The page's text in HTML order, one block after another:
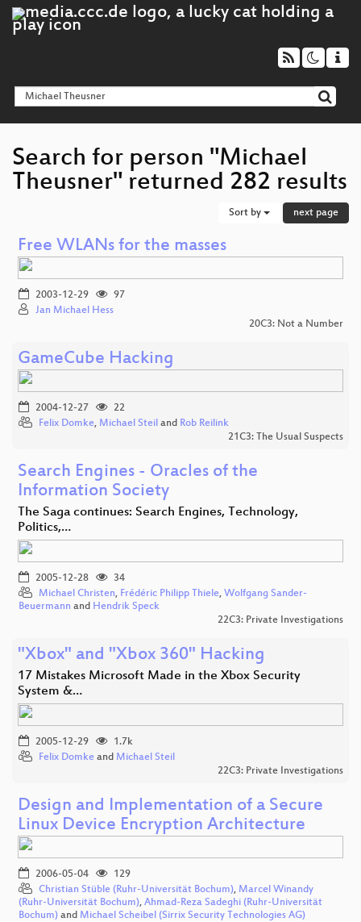
Search for person "Michael
Theusner" returned 282 results
Sort by next page
Free WLANs for the masses
2003-12-29
97
Jan Michael Hess
20C3: Not a Number
GameCube Hacking
2004-12-27
22
Felix Domke, Michael Steil and Rob Reilink
21C3: The Usual Suspects
Search Engines - Oracles of the
Information Society
The Saga continues: Search Engines, Technology,
Politics,…
2005-12-28
34
Michael Christen, Frédéric Philipp Thiele, Wolfgang Sander-
Beuermann and Hendrik Speck
22C3: Private Investigations
"Xbox" and "Xbox 360" Hacking
17 Mistakes Microsoft Made in the Xbox Security
System &…
2005-12-29
1.7k
Felix Domke and Michael Steil
22C3: Private Investigations
Design and Implementation of a Secure
Linux Device Encryption Architecture
2006-05-04
129
Christian Stüble (Ruhr-Universität Bochum), Marcel Winandy
(Ruhr-Universität Bochum), Ahmad-Reza Sadeghi (Ruhr-Universität
Bochum) and Michael Scheibel (Sirrix Security Technologies AG)